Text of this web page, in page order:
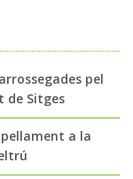
pel
de Sitges
a la